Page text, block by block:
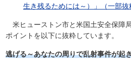
生き残るためには～）」（一部抜
米ヒューストン市と米国土安全保障
ポイントを以下に抜粋しています。
逃げる～あなたの周りで乱射事件が起